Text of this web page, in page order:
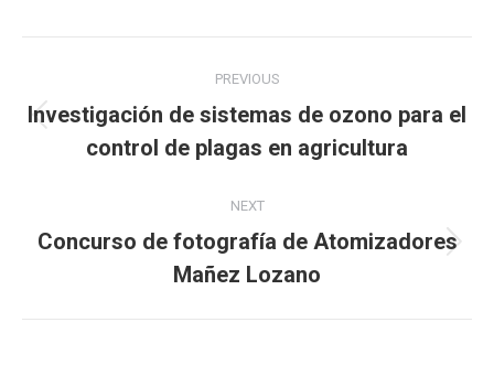
navigation
PREVIOUS
Previous
post:
Investigación de sistemas de ozono para el
control de plagas en agricultura
NEXT
Next
post:
Concurso de fotografía de Atomizadores
Mañez Lozano